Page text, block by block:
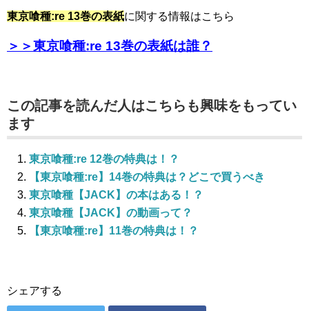
東京喰種:re 13巻の表紙に関する情報はこちら
＞＞東京喰種:re 13巻の表紙は誰？
この記事を読んだ人はこちらも興味をもってい
ます
東京喰種:re 12巻の特典は！？
【東京喰種:re】14巻の特典は？どこで買うべき
東京喰種【JACK】の本はある！？
東京喰種【JACK】の動画って？
【東京喰種:re】11巻の特典は！？
シェアする